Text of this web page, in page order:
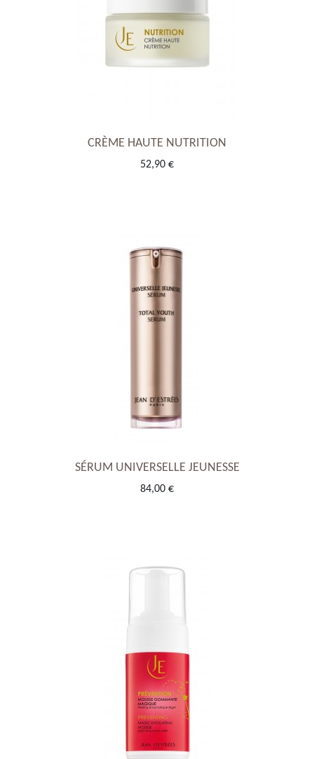
CRÈME HAUTE NUTRITION
52,90 €
SÉRUM UNIVERSELLE JEUNESSE
84,00 €